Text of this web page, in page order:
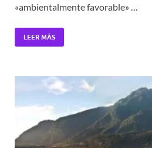
«ambientalmente favorable» …
LEER MÁS